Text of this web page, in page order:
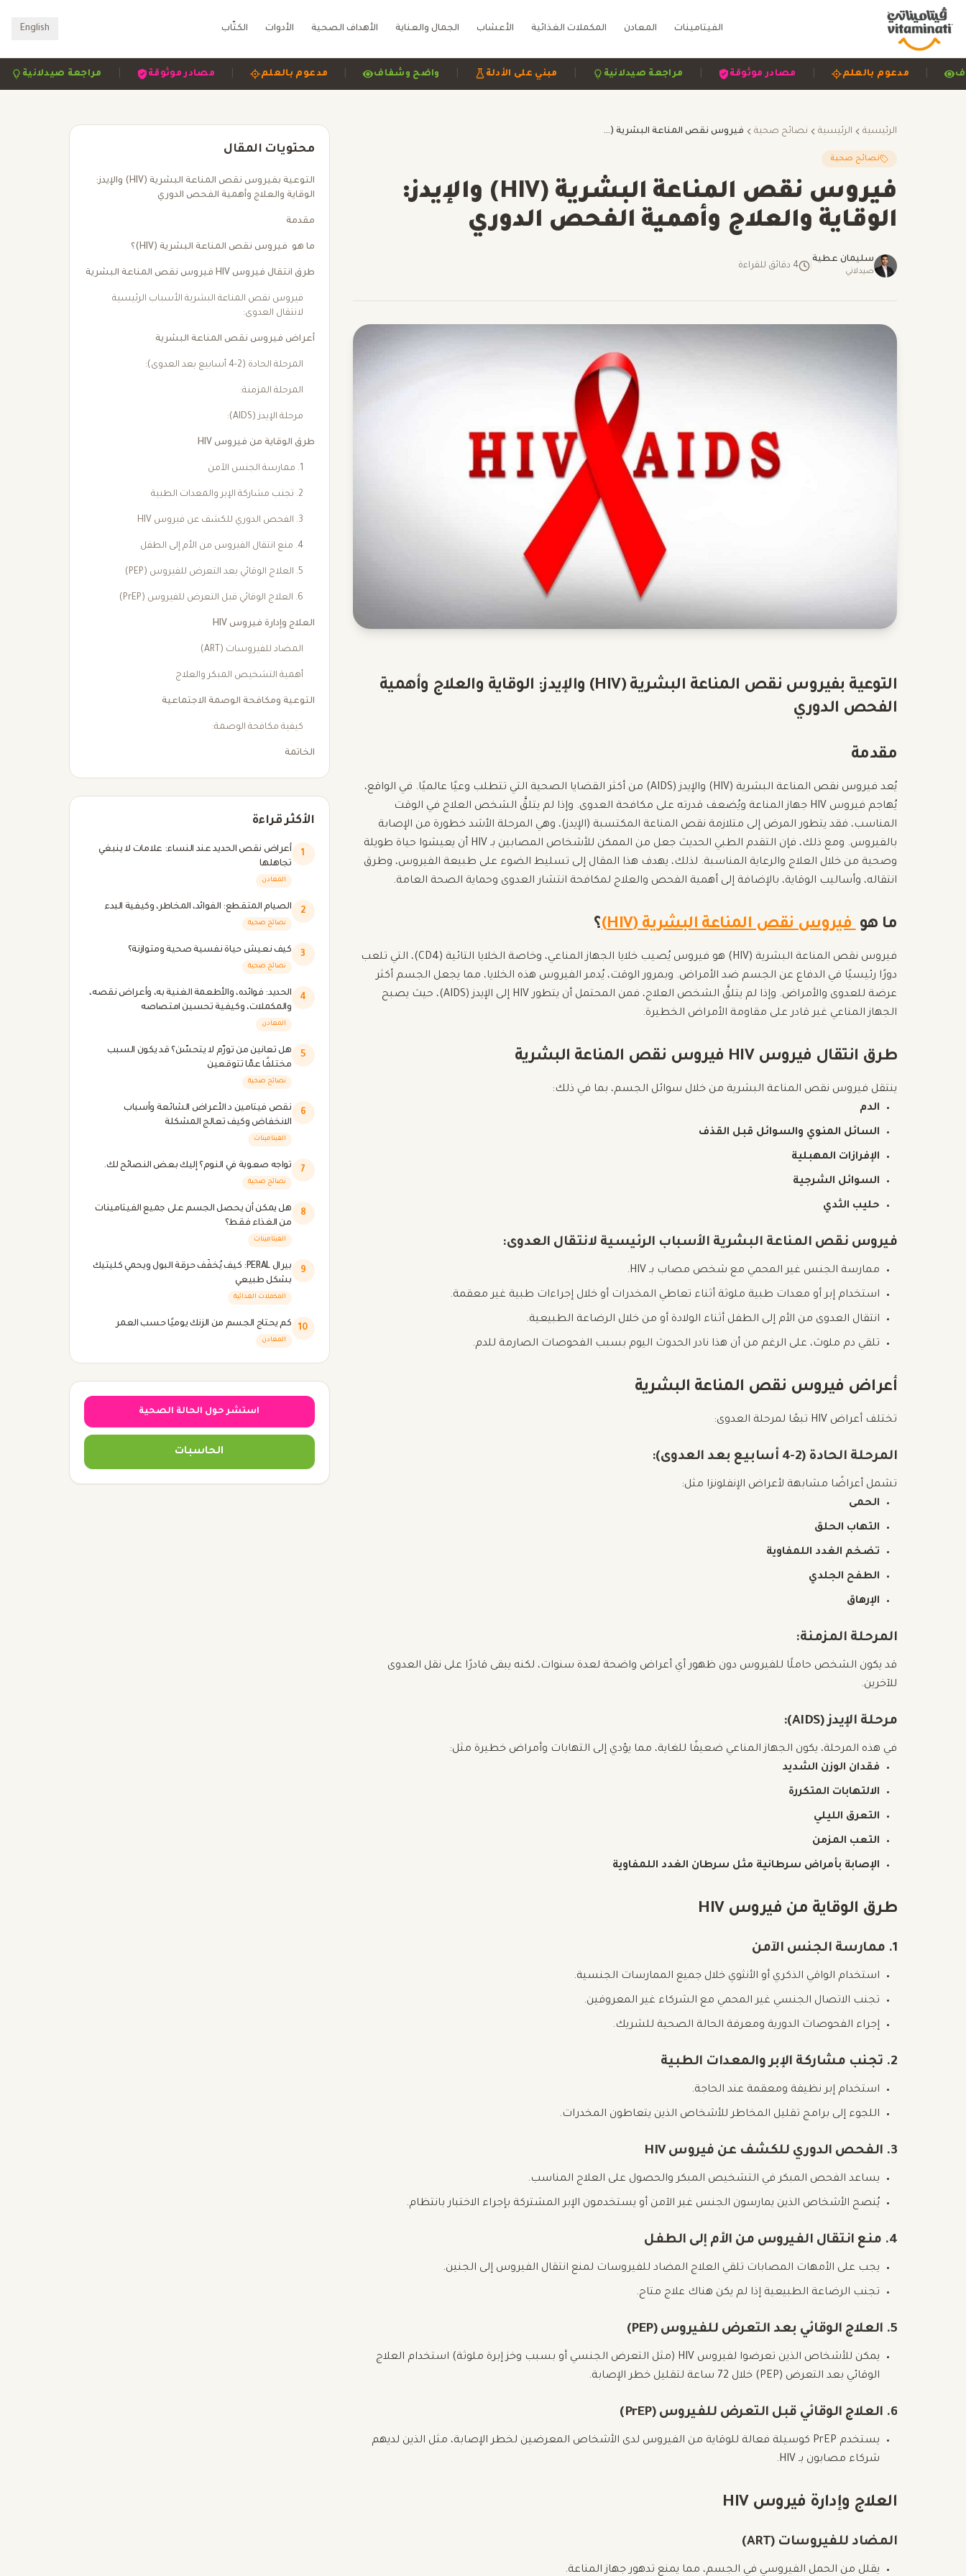
الفيتامينات المعادن المكملات الغذائية الأعشاب الجمال والعناية الأهداف الصحية الأدوات الكتّاب English
مراجعة | مصادر موثوقة | مدعوم بالعلم | واضح وشفاف | مبني على الأدلة | مراجعة صيدلانية | مصادر موثوقة | مدعوم بالعلم | وشفاف
الرئيسية الرئيسية نصائح صحية فيروس نقص المناعة البشرية (HIV) والإيدز: الوقاية والعلاج وأهمية الفحص الدوري
نصائح صحية
فيروس نقص المناعة البشرية (HIV) والإيدز:
الوقاية والعلاج وأهمية الفحص الدوري
سليمان عطية
صيدلاني
4 دقائق للقراءة
التوعية بفيروس نقص المناعة البشرية (HIV) والإيدز: الوقاية والعلاج وأهمية
الفحص الدوري
مقدمة
يُعد فيروس نقص المناعة البشرية (HIV) والإيدز (AIDS) من أكثر القضايا الصحية التي تتطلب وعيًا عالميًا. في الواقع،
يُهاجم فيروس HIV جهاز المناعة ويُضعف قدرته على مكافحة العدوى. وإذا لم يتلقَّ الشخص العلاج في الوقت
المناسب، فقد يتطور المرض إلى متلازمة نقص المناعة المكتسبة (الإيدز)، وهي المرحلة الأشد خطورة من الإصابة
بالفيروس. ومع ذلك، فإن التقدم الطبي الحديث جعل من الممكن للأشخاص المصابين بـ HIV أن يعيشوا حياة طويلة
وصحية من خلال العلاج والرعاية المناسبة. لذلك، يهدف هذا المقال إلى تسليط الضوء على طبيعة الفيروس، وطرق
انتقاله، وأساليب الوقاية، بالإضافة إلى أهمية الفحص والعلاج لمكافحة انتشار العدوى وحماية الصحة العامة.
ما هوفيروس نقص المناعة البشرية (HIV) ؟
فيروس نقص المناعة البشرية (HIV) هو فيروس يُصيب خلايا الجهاز المناعي، وخاصة الخلايا التائية (CD4)، التي تلعب
دورًا رئيسيًا في الدفاع عن الجسم ضد الأمراض. وبمرور الوقت، يُدمر الفيروس هذه الخلايا، مما يجعل الجسم أكثر
عرضة للعدوى والأمراض. وإذا لم يتلقَّ الشخص العلاج، فمن المحتمل أن يتطور HIV إلى الإيدز (AIDS)، حيث يصبح
الجهاز المناعي غير قادر على مقاومة الأمراض الخطيرة.
طرق انتقال فيروس HIV فيروس نقص المناعة البشرية
ينتقل فيروس نقص المناعة البشرية من خلال سوائل الجسم، بما في ذلك:
الدم
السائل المنوي والسوائل قبل القذف
الإفرازات المهبلية
السوائل الشرجية
حليب الثدي
فيروس نقص المناعة البشرية الأسباب الرئيسية لانتقال العدوى:
ممارسة الجنس غير المحمي مع شخص مصاب بـ HIV.
استخدام إبر أو معدات طبية ملوثة أثناء تعاطي المخدرات أو خلال إجراءات طبية غير معقمة.
انتقال العدوى من الأم إلى الطفل أثناء الولادة أو من خلال الرضاعة الطبيعية.
تلقي دم ملوث، على الرغم من أن هذا نادر الحدوث اليوم بسبب الفحوصات الصارمة للدم.
أعراض فيروس نقص المناعة البشرية
تختلف أعراض HIV تبعًا لمرحلة العدوى:
المرحلة الحادة (2-4 أسابيع بعد العدوى):
تشمل أعراضًا مشابهة لأعراض الإنفلونزا مثل:
الحمى
التهاب الحلق
تضخم الغدد اللمفاوية
الطفح الجلدي
الإرهاق
المرحلة المزمنة:
قد يكون الشخص حاملًا للفيروس دون ظهور أي أعراض واضحة لعدة سنوات، لكنه يبقى قادرًا على نقل العدوى
للآخرين.
مرحلة الإيدز (AIDS):
في هذه المرحلة، يكون الجهاز المناعي ضعيفًا للغاية، مما يؤدي إلى التهابات وأمراض خطيرة مثل:
فقدان الوزن الشديد
الالتهابات المتكررة
التعرق الليلي
التعب المزمن
الإصابة بأمراض سرطانية مثل سرطان الغدد اللمفاوية
طرق الوقاية من فيروس HIV
1. ممارسة الجنس الآمن
استخدام الواقي الذكري أو الأنثوي خلال جميع الممارسات الجنسية.
تجنب الاتصال الجنسي غير المحمي مع الشركاء غير المعروفين.
إجراء الفحوصات الدورية ومعرفة الحالة الصحية للشريك.
2. تجنب مشاركة الإبر والمعدات الطبية
استخدام إبر نظيفة ومعقمة عند الحاجة.
اللجوء إلى برامج تقليل المخاطر للأشخاص الذين يتعاطون المخدرات.
3. الفحص الدوري للكشف عن فيروس HIV
يساعد الفحص المبكر في التشخيص المبكر والحصول على العلاج المناسب.
يُنصح الأشخاص الذين يمارسون الجنس غير الآمن أو يستخدمون الإبر المشتركة بإجراء الاختبار بانتظام.
4. منع انتقال الفيروس من الأم إلى الطفل
يجب على الأمهات المصابات تلقي العلاج المضاد للفيروسات لمنع انتقال الفيروس إلى الجنين.
تجنب الرضاعة الطبيعية إذا لم يكن هناك علاج متاح.
5. العلاج الوقائي بعد التعرض للفيروس (PEP)
يمكن للأشخاص الذين تعرضوا لفيروس HIV (مثل التعرض الجنسي أو بسبب وخز إبرة ملوثة) استخدام العلاج
الوقائي بعد التعرض (PEP) خلال 72 ساعة لتقليل خطر الإصابة.
6. العلاج الوقائي قبل التعرض للفيروس (PrEP)
يستخدم PrEP كوسيلة فعالة للوقاية من الفيروس لدى الأشخاص المعرضين لخطر الإصابة، مثل الذين لديهم
شركاء مصابون بـ HIV.
العلاج وإدارة فيروس HIV
المضاد للفيروسات (ART)
يقلل من الحمل الفيروسي في الجسم، مما يمنع تدهور جهاز المناعة.
محتويات المقال
التوعية بفيروس نقص المناعة البشرية (HIV) والإيدز:
الوقاية والعلاج وأهمية الفحص الدوري
مقدمة
ما هو فيروس نقص المناعة البشرية (HIV)؟
طرق انتقال فيروس HIV فيروس نقص المناعة البشرية
فيروس نقص المناعة البشرية الأسباب الرئيسية
لانتقال العدوى:
أعراض فيروس نقص المناعة البشرية
المرحلة الحادة (2-4 أسابيع بعد العدوى):
المرحلة المزمنة:
مرحلة الإيدز (AIDS):
طرق الوقاية من فيروس HIV
1. ممارسة الجنس الآمن
2. تجنب مشاركة الإبر والمعدات الطبية
3. الفحص الدوري للكشف عن فيروس HIV
4. منع انتقال الفيروس من الأم إلى الطفل
5. العلاج الوقائي بعد التعرض للفيروس (PEP)
6. العلاج الوقائي قبل التعرض للفيروس (PrEP)
العلاج وإدارة فيروس HIV
المضاد للفيروسات (ART)
أهمية التشخيص المبكر والعلاج
التوعية ومكافحة الوصمة الاجتماعية
كيفية مكافحة الوصمة:
الخاتمة
الأكثر قراءة
1
أعراض نقص الحديد عند النساء: علامات لا ينبغي
تجاهلها
المعادن
2 الصيام المتقطع: الفوائد، المخاطر، وكيفية البدء
نصائح صحية
3 كيف نعيش حياة نفسية صحية ومتوازنة؟
نصائح صحية
4
الحديد: فوائده، والأطعمة الغنية به، وأعراض نقصه،
والمكملات، وكيفية تحسين امتصاصه
المعادن
5
هل تعانين من تورّم لا يتحسّن؟ قد يكون السبب
مختلفًا عمّا تتوقعين
نصائح صحية
6
نقص فيتامين د الأعراض الشائعة وأسباب
الانخفاض وكيف تعالج المشكلة
الفيتامينات
7 تواجه صعوبة في النوم؟ إليك بعض النصائح لك.
نصائح صحية
8
هل يمكن أن يحصل الجسم على جميع الفيتامينات
من الغذاء فقط؟
الفيتامينات
9
بيرال PERAL: كيف يُخفّف حرقة البول ويحمي كليتيك
بشكل طبيعي
المكملات الغذائية
10 كم يحتاج الجسم من الزنك يوميًا حسب العمر
المعادن
استشر حول الحالة الصحية
الحاسبات